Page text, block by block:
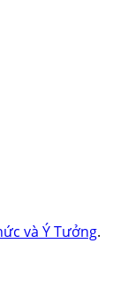
và Ý Tưởng.